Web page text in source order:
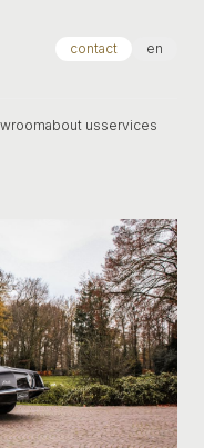
contact en
about usservices